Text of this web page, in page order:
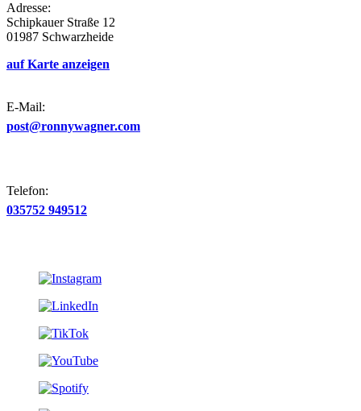
Adresse:
Schipkauer Straße 12
01987 Schwarzheide
auf Karte anzeigen
E-Mail:
post@ronnywagner.com
Telefon:
035752 949512